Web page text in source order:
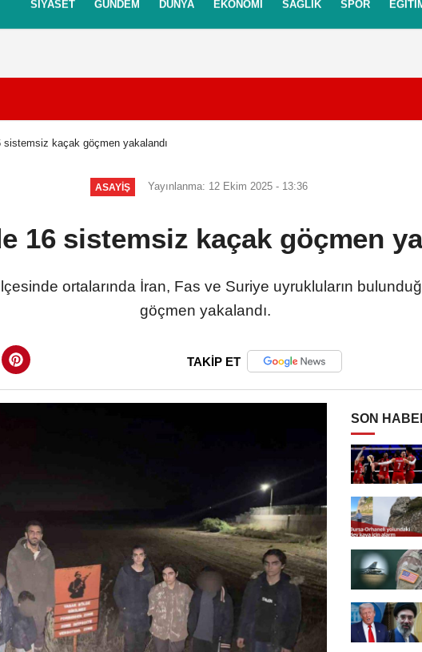
SIYASET GÜNDEM DÜNYA EKONOMI SAĞLIK SPOR
sistemsiz kaçak göçmen yakalandı
ASAYIŞ Yayınlanma: 12 Ekim 2025 - 13:36
16 sistemsiz kaçak göçmen
ortalarında İran, Fas ve Suriye uyrukluların
göçmen yakalandı.
TAKİP ET
SON